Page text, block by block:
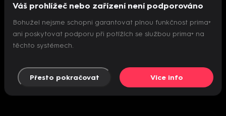
Nepodařilo se inicializovat přehrávač
Váš prohlížeč nebo zařízení není podporováno
Bohužel nejsme schopni garantovat plnou funkčnost prima+
ani poskytovat podporu při potížích se službou prima+ na
těchto systémech.
Přesto pokračovat Více info